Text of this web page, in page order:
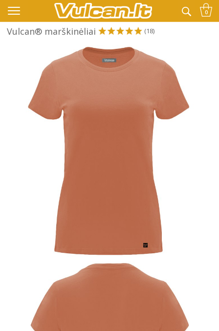
👉 -10% KODAS VISKAM PAPILDOMAI: VASARA 0
Vulcan® marškinėliai (18)